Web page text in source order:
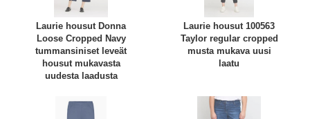
Laurie housut Donna
Loose Cropped Navy
tummansiniset leveät
housut mukavasta
uudesta laadusta
Laurie housut 100563
Taylor regular cropped
musta mukava uusi
laatu